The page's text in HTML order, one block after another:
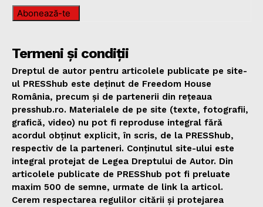
Abonează-te
Termeni și condiții
Dreptul de autor pentru articolele publicate pe site-
ul PRESShub este deținut de Freedom House
România, precum și de partenerii din rețeaua
presshub.ro. Materialele de pe site (texte, fotografii,
grafică, video) nu pot fi reproduse integral fără
acordul obținut explicit, în scris, de la PRESShub,
respectiv de la parteneri. Conținutul site-ului este
integral protejat de Legea Dreptului de Autor. Din
articolele publicate de PRESShub pot fi preluate
maxim 500 de semne, urmate de link la articol.
Cerem respectarea regulilor citării și protejarea